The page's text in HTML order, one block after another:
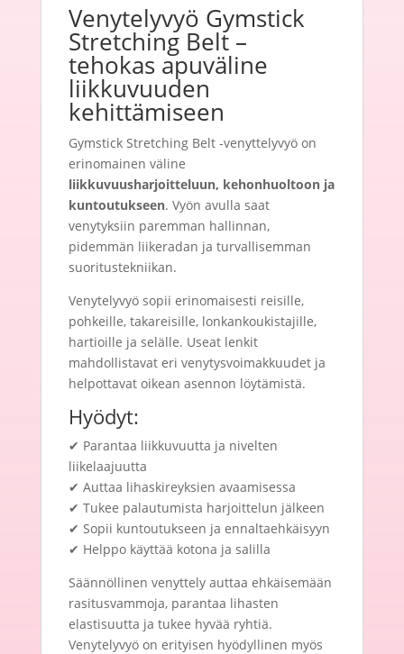
kehonhuollon
apuväline
määrä
Venytelyvyö Gymstick
Stretching Belt –
tehokas apuväline
liikkuvuuden
kehittämiseen
Gymstick Stretching Belt -venyttelyvyö on
erinomainen väline
liikkuvuusharjoitteluun, kehonhuoltoon ja
kuntoutukseen. Vyön avulla saat
venytyksiin paremman hallinnan,
pidemmän liikeradan ja turvallisemman
suoritustekniikan.
Venytelyvyö sopii erinomaisesti reisille,
pohkeille, takareisille, lonkankoukistajille,
hartioille ja selälle. Useat lenkit
mahdollistavat eri venytysvoimakkuudet ja
helpottavat oikean asennon löytämistä.
Hyödyt:
✔ Parantaa liikkuvuutta ja nivelten
liikelaajuutta
✔ Auttaa lihaskireyksien avaamisessa
✔ Tukee palautumista harjoittelun jälkeen
✔ Sopii kuntoutukseen ja ennaltaehkäisyyn
✔ Helppo käyttää kotona ja salilla
Säännöllinen venyttely auttaa ehkäisemään
rasitusvammoja, parantaa lihasten
elastisuutta ja tukee hyvää ryhtiä.
Venytelyvyö on erityisen hyödyllinen myös